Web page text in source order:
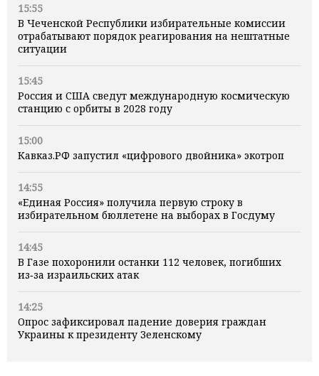
15:55
В Чеченской Республики избирательные комиссии
отрабатывают порядок реагирования на нештатные
ситуации
15:45
Россия и США сведут международную космическую
станцию с орбиты в 2028 году
15:00
Кавказ.РФ запустил «цифрового двойника» экотроп
14:55
«Единая Россия» получила первую строку в
избирательном бюллетене на выборах в Госдуму
14:45
В Газе похоронили останки 112 человек, погибших
из‑за израильских атак
14:25
Опрос зафиксировал падение доверия граждан
Украины к президенту Зеленскому